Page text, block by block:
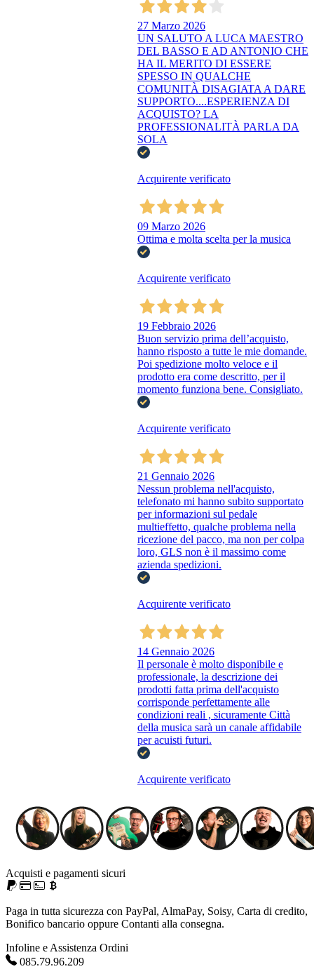
27 Marzo 2026
UN SALUTO A LUCA MAESTRO
DEL BASSO E AD ANTONIO CHE
HA IL MERITO DI ESSERE
SPESSO IN QUALCHE
COMUNITÀ DISAGIATA A DARE
SUPPORTO....ESPERIENZA DI
ACQUISTO? LA
PROFESSIONALITÀ PARLA DA
SOLA
Acquirente verificato
09 Marzo 2026
Ottima e molta scelta per la musica
Acquirente verificato
19 Febbraio 2026
Buon servizio prima dell’acquisto,
hanno risposto a tutte le mie domande.
Poi spedizione molto veloce e il
prodotto era come descritto, per il
momento funziona bene. Consigliato.
Acquirente verificato
21 Gennaio 2026
Nessun problema nell'acquisto,
telefonato mi hanno subito supportato
per informazioni sul pedale
multieffetto, qualche problema nella
ricezione del pacco, ma non per colpa
loro, GLS non è il massimo come
azienda spedizioni.
Acquirente verificato
14 Gennaio 2026
Il personale è molto disponibile e
professionale, la descrizione dei
prodotti fatta prima dell'acquisto
corrisponde perfettamente alle
condizioni reali , sicuramente Città
della musica sarà un canale affidabile
per acuisti futuri.
Acquirente verificato
Acquisti e pagamenti sicuri
Paga in tutta sicurezza con PayPal, AlmaPay, Soisy, Carta di credito,
Bonifico bancario oppure Contanti alla consegna.
Infoline e Assistenza Ordini
085.79.96.209